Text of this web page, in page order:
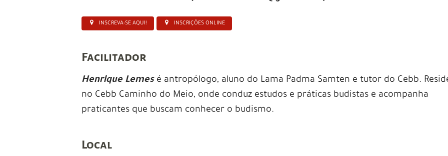
INSCREVA-SE AQUI! INSCRIÇÕES ONLINE
Facilitador
Henrique Lemesé antropólogo, aluno do Lama Padma Samten e tutor do Cebb.
no Cebb Caminho do Meio, onde conduz estudos e práticas budistas e acompanha
praticantes que buscam conhecer o budismo.
Local